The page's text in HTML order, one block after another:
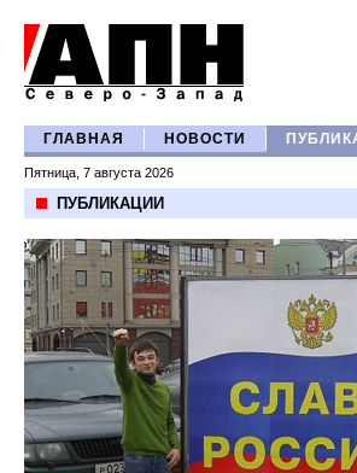
ГЛАВНАЯ НОВОСТИ
Пятница, 7 августа 2026
ПУБЛИКАЦИИ